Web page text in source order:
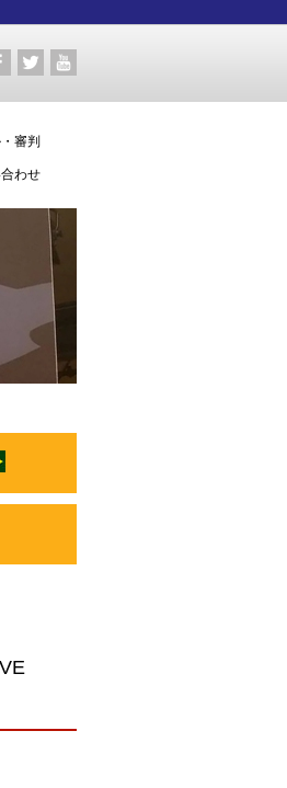
審判
わせ